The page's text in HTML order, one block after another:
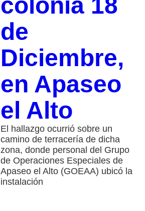
colonia 18
de
Diciembre,
en Apaseo
el Alto
El hallazgo ocurrió sobre un
camino de terracería de dicha
zona, donde personal del Grupo
de Operaciones Especiales de
Apaseo el Alto (GOEAA) ubicó la
instalación